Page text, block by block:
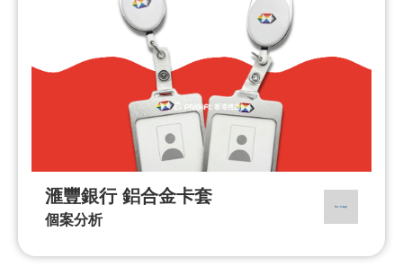
滙豐銀行 鋁合金卡套
個案分析